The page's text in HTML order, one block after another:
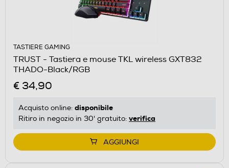
TASTIERE GAMING
TRUST - Tastiera e mouse TKL wireless GXT832
THADO-Black/RGB
€ 34,90
Acquisto online: disponibile
Ritiro in negozio in 30' gratuito: verifica
AGGIUNGI